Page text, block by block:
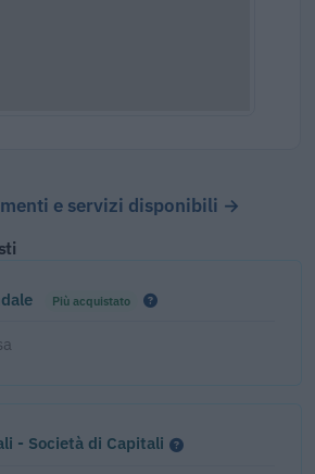
e servizi disponibili →
Più acquistato
- Società di Capitali